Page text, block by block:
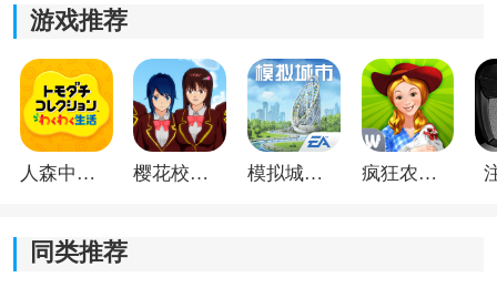
《茄子超爽无限刀》游戏体验：
游戏推荐
人森中文版 樱花校园模拟器1.048.00中文版 模拟城市我是巿长联机版 疯狂农场3美国派19
同类推荐